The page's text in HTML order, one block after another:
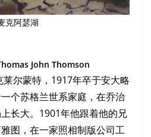
克阿瑟湖
John Thomson
莱尔蒙特，1917年卒于安大略
个苏格兰世系家庭，在乔治
长大。1901年他跟着他的兄
图，在一家照相制版公司工